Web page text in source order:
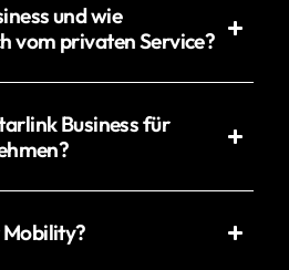
und wie
vom privaten Service?
Business für